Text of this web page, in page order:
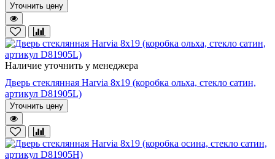
Уточнить цену
Наличие уточнить у менеджера
Дверь стеклянная Harvia 8х19 (коробка ольха, стекло сатин,
артикул D81905L)
Уточнить цену